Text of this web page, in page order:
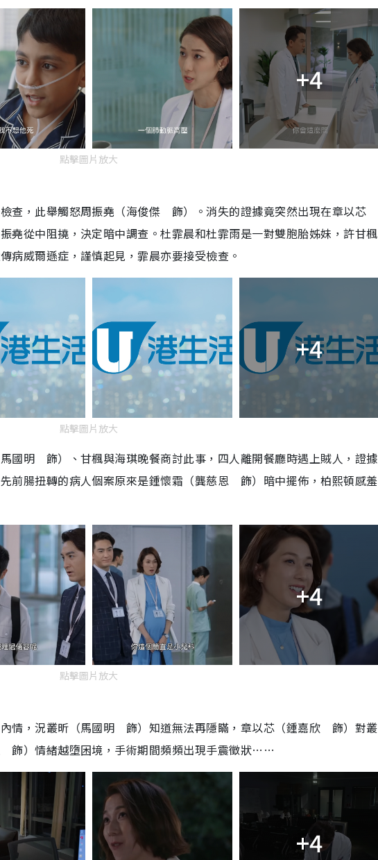
+4
點擊圖片放大
查，此舉觸怒周振堯（海俊傑 飾）。消失的證據竟突然出現在章以芯
堯從中阻撓，決定暗中調查。杜霏晨和杜霏雨是一對雙胞胎姊妹，許甘楓
病威爾遜症，謹慎起見，霏晨亦要接受檢查。
+4
點擊圖片放大
國明 飾）、甘楓與海琪晚餐商討此事，四人離開餐廳時遇上賊人，證據
腸扭轉的病人個案原來是鍾懷霜（龔慈恩 飾）暗中擺佈，柏熙頓感羞
+4
點擊圖片放大
情，況叢昕（馬國明 飾）知道無法再隱瞞，章以芯（鍾嘉欣 飾）對叢
飾）情緒越墮困境，手術期間頻頻出現手震徵狀……
+4